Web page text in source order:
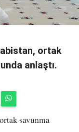
ortak
anlaştı.
savunma